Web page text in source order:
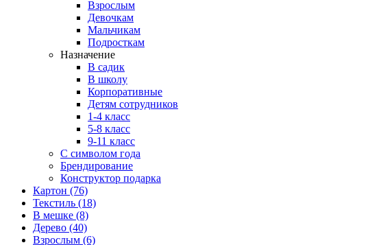
Взрослым
Девочкам
Мальчикам
Подросткам
Назначение
В садик
В школу
Корпоративные
Детям сотрудников
1-4 класс
5-8 класс
9-11 класс
С символом года
Брендирование
Конструктор подарка
Картон (76)
Текстиль (18)
В мешке (8)
Дерево (40)
Взрослым (6)